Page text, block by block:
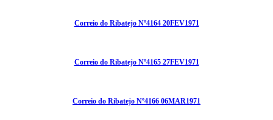
Correio do Ribatejo Nº4164 20FEV1971
Correio do Ribatejo Nº4165 27FEV1971
Correio do Ribatejo Nº4166 06MAR1971